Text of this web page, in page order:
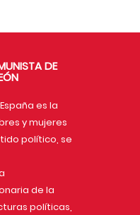
DE
es la
y mujeres
político, se
de la
políticas,